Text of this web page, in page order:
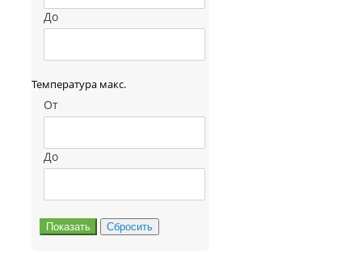
До
Температура макс.
От
До